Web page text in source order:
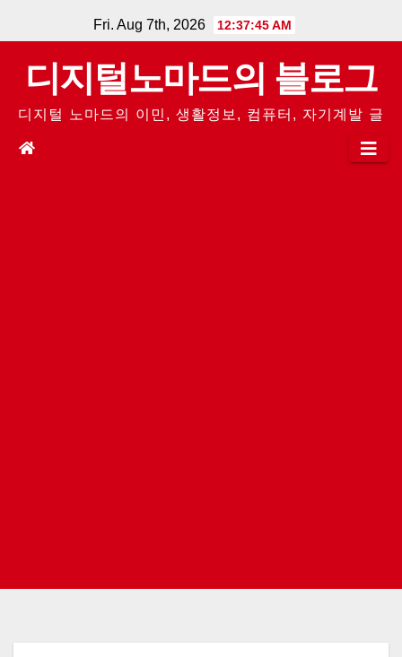
to
content
Fri. Aug 7th, 2026 12:37:45 AM
디지털노마드의 블로그
디지털 노마드의 이민, 생활정보, 컴퓨터, 자기계발 글